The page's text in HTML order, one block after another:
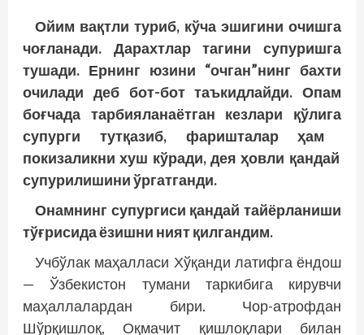
Ойим вақтли туриб, кўча эшигини очишга
чоғланади. Дарахтлар тагини супуришга
тушади. Ернинг юзини “очган”нинг бахти
очилади деб бот-бот таъкидлайди. Опам
боғчада тарбияланаётган кезлари қўлига
супурги тутқазиб, фаришталарҳам
покизаликни хуш кўради, деяҳовли қандай
супурилишини ўргатганди.
Онамнинг супургиси қандай тайёрланиши
тўғрисида ёзишни ниятқилгандим.
Учбўлак маҳалласи Хўқанди латифга ёндош
— Ўзбекистон тумани таркибига кирувчи
маҳаллалардан бири. Чор-атрофдан
Шўрқишлоқ, Оқмачит қишлоқлари билан